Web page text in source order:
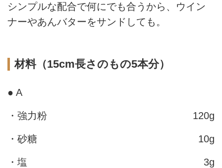
シンプルな配合で何にでも合うから、ウイン
ナーやあんバターをサンドしても。
材料（15cm長さのもの5本分）
● A
・強力粉 120g
・砂糖 10g
・塩 3g